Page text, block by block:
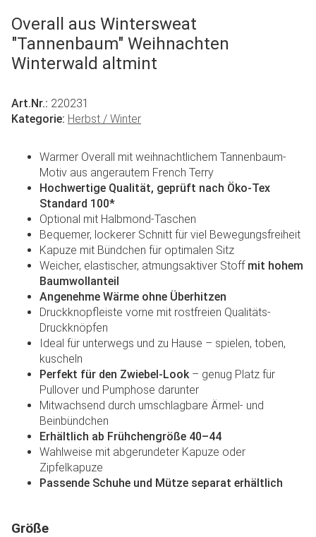
Overall aus Wintersweat
"Tannenbaum" Weihnachten
Winterwald altmint
Art.Nr.: 220231
Kategorie: Herbst / Winter
Warmer Overall mit weihnachtlichem Tannenbaum-
Motiv aus angerautem French Terry
Hochwertige Qualität, geprüft nach Öko-Tex
Standard 100*
Optional mit Halbmond-Taschen
Bequemer, lockerer Schnitt für viel Bewegungsfreiheit
Kapuze mit Bündchen für optimalen Sitz
Weicher, elastischer, atmungsaktiver Stoff mit hohem
Baumwollanteil
Angenehme Wärme ohne Überhitzen
Druckknopfleiste vorne mit rostfreien Qualitäts-
Druckknöpfen
Ideal für unterwegs und zu Hause – spielen, toben,
kuscheln
Perfekt für den Zwiebel-Look – genug Platz für
Pullover und Pumphose darunter
Mitwachsend durch umschlagbare Ärmel- und
Beinbündchen
Erhältlich ab Frühchengröße 40–44
Wahlweise mit abgerundeter Kapuze oder
Zipfelkapuze
Passende Schuhe und Mütze separat erhältlich
Größe